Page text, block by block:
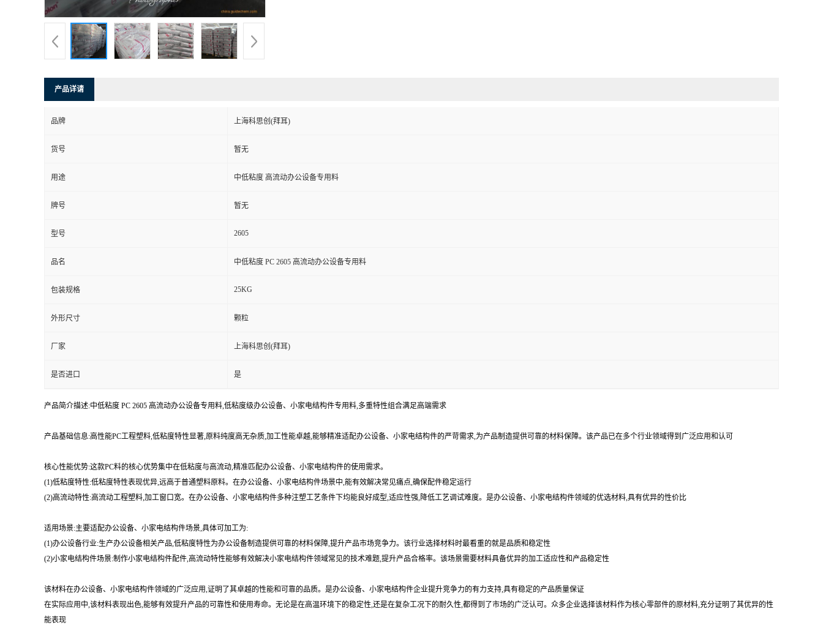
产品详请
品牌 上海科思创(拜耳)
货号 暂无
用途 中低粘度 高流动办公设备专用料
牌号 暂无
型号 2605
品名 中低粘度 PC 2605 高流动办公设备专用料
包装规格 25KG
外形尺寸 颗粒
厂家 上海科思创(拜耳)
是否进口 是
产品简介描述:中低粘度 PC 2605 高流动办公设备专用料,低粘度级办公设备、小家电结构件专用料,多重特性组合满足高端需求
产品基础信息:高性能PC工程塑料,低粘度特性显著,原料纯度高无杂质,加工性能卓越,能够精准适配办公设备、小家电结构件的严苛需求,为产品制造提供可靠的材料保障。该产品已在多个行业领域得到广泛应用和认可
核心性能优势:这款PC料的核心优势集中在低粘度与高流动,精准匹配办公设备、小家电结构件的使用需求。
(1)低粘度特性:低粘度特性表现优异,远高于普通塑料原料。在办公设备、小家电结构件场景中,能有效解决常见痛点,确保配件稳定运行
(2)高流动特性:高流动工程塑料,加工窗口宽。在办公设备、小家电结构件多种注塑工艺条件下均能良好成型,适应性强,降低工艺调试难度。是办公设备、小家电结构件领域的优选材料,具有优异的性价比
适用场景:主要适配办公设备、小家电结构件场景,具体可加工为:
(1)办公设备行业:生产办公设备相关产品,低粘度特性为办公设备制造提供可靠的材料保障,提升产品市场竞争力。该行业选择材料时最看重的就是品质和稳定性
(2)小家电结构件场景:制作小家电结构件配件,高流动特性能够有效解决小家电结构件领域常见的技术难题,提升产品合格率。该场景需要材料具备优异的加工适应性和产品稳定性
该材料在办公设备、小家电结构件领域的广泛应用,证明了其卓越的性能和可靠的品质。是办公设备、小家电结构件企业提升竞争力的有力支持,具有稳定的产品质量保证
在实际应用中,该材料表现出色,能够有效提升产品的可靠性和使用寿命。无论是在高温环境下的稳定性,还是在复杂工况下的耐久性,都得到了市场的广泛认可。众多企业选择该材料作为核心零部件的原材料,充分证明了其优异的性
能表现